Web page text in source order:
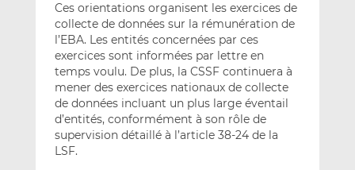
Ces orientations organisent les exercices de
collecte de données sur la rémunération de
l’EBA. Les entités concernées par ces
exercices sont informées par lettre en
temps voulu. De plus, la CSSF continuera à
mener des exercices nationaux de collecte
de données incluant un plus large éventail
d’entités, conformément à son rôle de
supervision détaillé à l’article 38-24 de la
LSF.